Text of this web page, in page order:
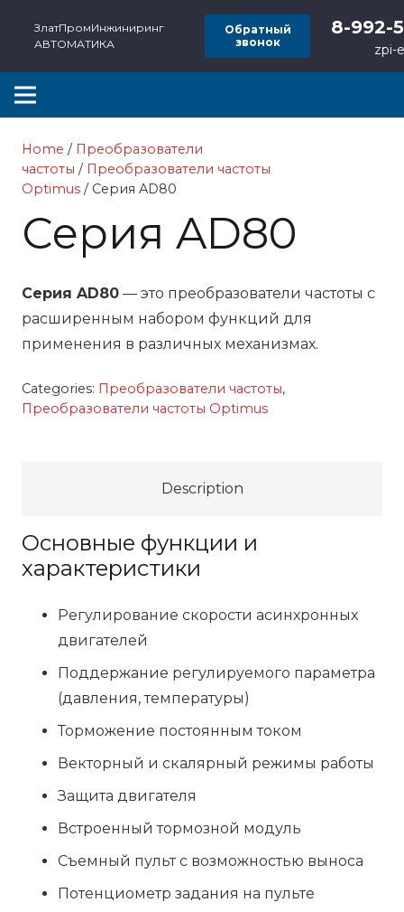
ЗлатПромИнжиниринг
АВТОМАТИКА
Обратный
звонок
8-992-
zpi-
Home / Преобразователи
частоты / Преобразователи частоты
Optimus / Серия AD80
Серия AD80
Серия AD80 — это преобразователи частоты с
расширенным набором функций для
применения в различных механизмах.
Categories: Преобразователи частоты,
Преобразователи частоты Optimus
Description
Основные функции и
характеристики
Регулирование скорости асинхронных
двигателей
Поддержание регулируемого параметра
(давления, температуры)
Торможение постоянным током
Векторный и скалярный режимы работы
Защита двигателя
Встроенный тормозной модуль
Съемный пульт с возможностью выноса
Потенциометр задания на пульте